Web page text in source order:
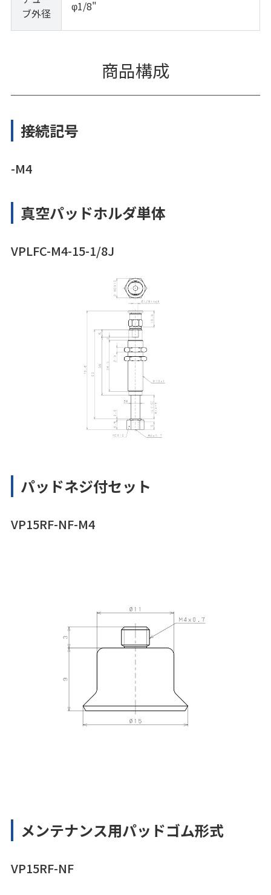
ブ外径
φ1/8"
商品構成
接続記号
-M4
真空パッドホルダ単体
VPLFC-M4-15-1/8J
パッドネジ付セット
VP15RF-NF-M4
メンテナンス用パッドゴム形式
VP15RF-NF